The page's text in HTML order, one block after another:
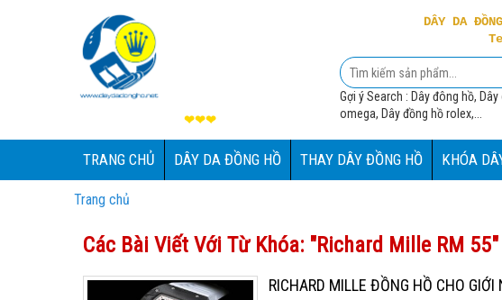
❤❤❤
DÂY DA
Gợi ý Search : Dây đông hồ,
omega, Dây đồng hồ rolex,...
TRANG CHỦ DÂY DA ĐỒNG HỒ THAY DÂY ĐỒNG HỒ KHÓA
Trang chủ
Các Bài Viết Với Từ Khóa: "Richard Mille RM 55"
RICHARD MILLE ĐỒNG HỒ CHO GIỚI